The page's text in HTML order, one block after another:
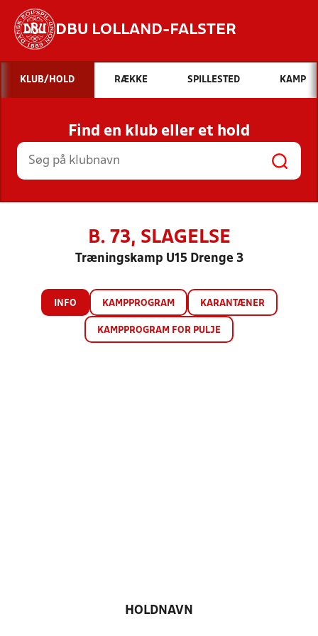
DBU LOLLAND-FALSTER
Hvad vil du søge efter?
INDHOLD OG NYHEDER
STILLINGER, RESULTATER, KLUBBER OG
HOLD
KLUB/HOLD RÆKKE SPILLESTED KAMP
Find en klub eller et hold
B. 73, SLAGELSE
Træningskamp U15 Drenge 3
INFO KAMPPROGRAM KARANTÆNER
KAMPPROGRAM FOR PULJE
HOLDNAVN